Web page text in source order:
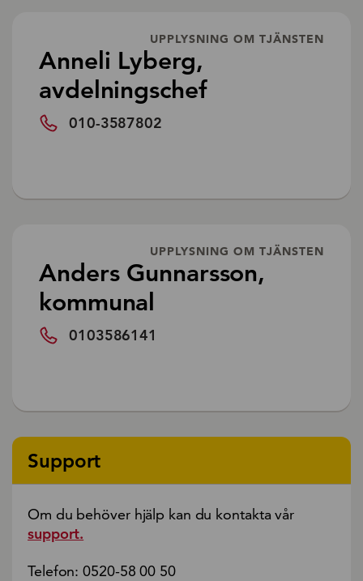
UPPLYSNING OM TJÄNSTEN
Anneli Lyberg,
avdelningschef
010-3587802
UPPLYSNING OM TJÄNSTEN
Anders Gunnarsson,
kommunal
0103586141
Support
Om du behöver hjälp kan du kontakta vår
support.
Telefon: 0520-58 00 50